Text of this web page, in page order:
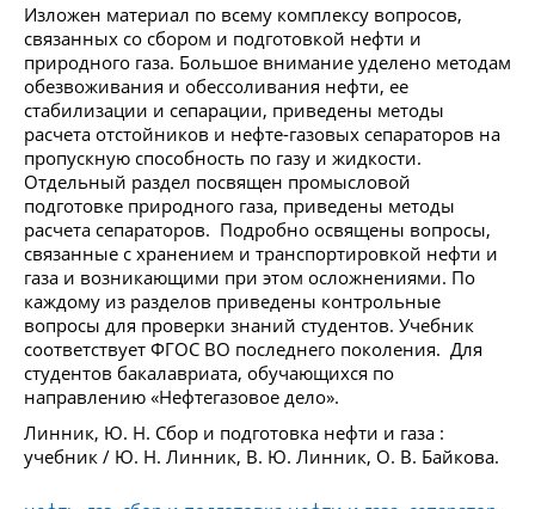
Изложен материал по всему комплексу вопросов,
связанных со сбором и подготовкой нефти и
природного газа. Большое внимание уделено методам
обезвоживания и обессоливания нефти, ее
стабилизации и сепарации, приведены методы
расчета отстойников и нефте-газовых сепараторов на
пропускную способность по газу и жидкости.
Отдельный раздел посвящен промысловой
подготовке природного газа, приведены методы
расчета сепараторов. Подробно освящены вопросы,
связанные с хранением и транспортировкой нефти и
газа и возникающими при этом осложнениями. По
каждому из разделов приведены контрольные
вопросы для проверки знаний студентов. Учебник
соответствует ФГОС ВО последнего поколения. Для
студентов бакалавриата, обучающихся по
направлению «Нефтегазовое дело».
Линник, Ю. Н. Сбор и подготовка нефти и газа :
учебник / Ю. Н. Линник, В. Ю. Линник, О. В. Байкова.